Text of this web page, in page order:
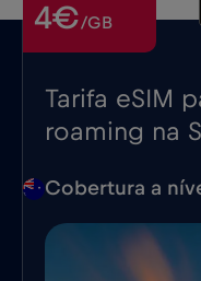
Tarifa eSIM
roaming na
4€/GB
Cobertura a